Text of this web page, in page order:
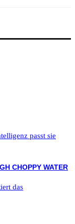
passt sie
das